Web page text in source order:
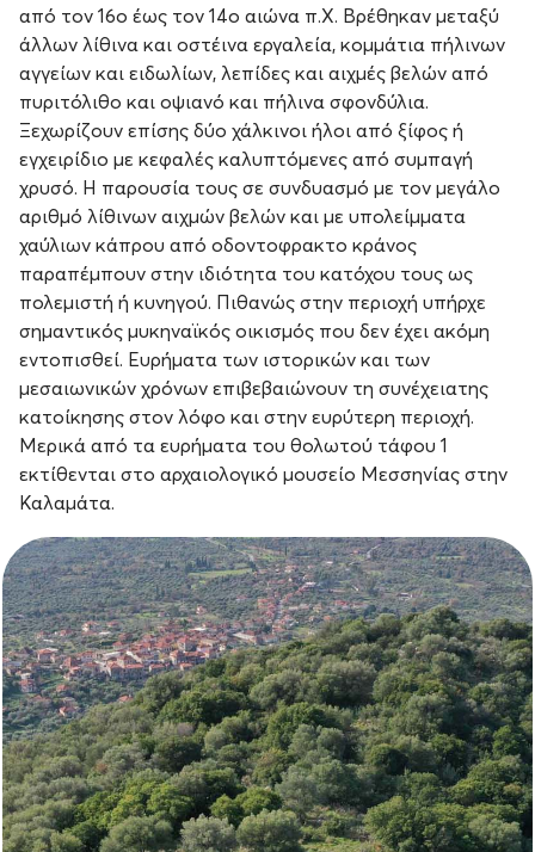
από τον 16ο έως τον 14ο αιώνα π.Χ. Βρέθηκαν μεταξύ
άλλων λίθινα και οστέινα εργαλεία, κομμάτια πήλινων
αγγείων και ειδωλίων, λεπίδες και αιχμές βελών από
πυριτόλιθο και οψιανό και πήλινα σφονδύλια.
Ξεχωρίζουν επίσης δύο χάλκινοι ήλοι από ξίφος ή
εγχειρίδιο με κεφαλές καλυπτόμενες από συμπαγή
χρυσό. Η παρουσία τους σε συνδυασμό με τον μεγάλο
αριθμό λίθινων αιχμών βελών και με υπολείμματα
χαύλιων κάπρου από οδοντοφρακτο κράνος
παραπέμπουν στην ιδιότητα του κατόχου τους ως
πολεμιστή ή κυνηγού. Πιθανώς στην περιοχή υπήρχε
σημαντικός μυκηναϊκός οικισμός που δεν έχει ακόμη
εντοπισθεί. Ευρήματα των ιστορικών και των
μεσαιωνικών χρόνων επιβεβαιώνουν τη συνέχειατης
κατοίκησης στον λόφο και στην ευρύτερη περιοχή.
Μερικά από τα ευρήματα του θολωτού τάφου 1
εκτίθενται στο αρχαιολογικό μουσείο Μεσσηνίας στην
Καλαμάτα.